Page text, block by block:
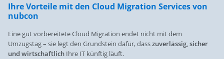
Ihre Vorteile mit den Cloud Migration Services von
nubcon
Eine gut vorbereitete Cloud Migration endet nicht mit dem
Umzugstag – sie legt den Grundstein dafür, dasszuverlässig, sicher
und wirtschaftlich Ihre IT künftig läuft.